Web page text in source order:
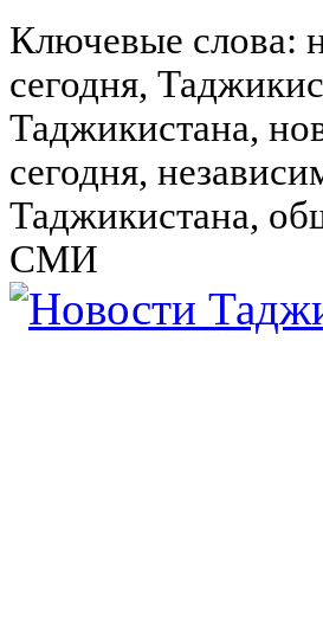
Ключевые слова:
сегодня,
Таджикистана,
сегодня,
Таджикистана,
СМИ